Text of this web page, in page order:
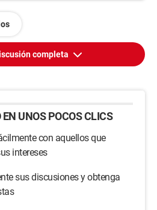
completa
UNOS POCOS CLICS
con aquellos que
intereses
sus discusiones y obtenga